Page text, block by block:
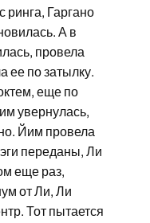
ринга, Гаргано
А в
провела
ее по затылку.
еще по
увернулась,
Йим провела
переданы, Ли
еще раз,
от Ли, Ли
Тот пытается